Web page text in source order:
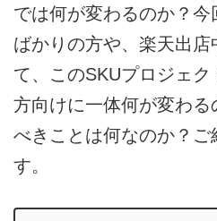
では何が変わるのか？
ばかりの方や、楽天出店
て、このSKUプロジェ
方向けに一体何が変わる
べきことは何なのか？ご
す。